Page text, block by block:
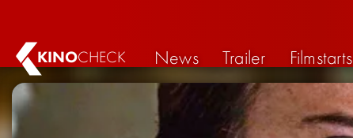
KINOCHECK News Trailer Filmstarts